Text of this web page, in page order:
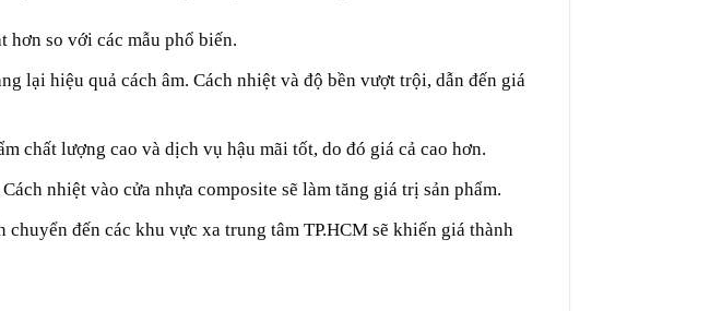
hơn so với các mẫu phổ biến.
lại hiệu quả cách âm. Cách nhiệt và độ bền vượt trội, dẫn đến giá
chất lượng cao và dịch vụ hậu mãi tốt, do đó giá cả cao hơn.
nhiệt vào cửa nhựa composite sẽ làm tăng giá trị sản phẩm.
đến các khu vực xa trung tâm TP.HCM sẽ khiến giá thành